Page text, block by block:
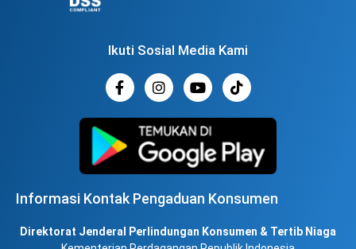
Ikuti Sosial Media Kami
Informasi Kontak Pengaduan Konsumen
Direktorat Jenderal Perlindungan Konsumen & Tertib Niaga